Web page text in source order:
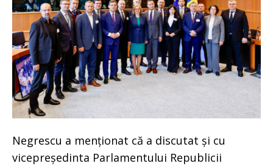
Negrescu a menționat că a discutat și cu
vicepreședinta Parlamentului Republicii